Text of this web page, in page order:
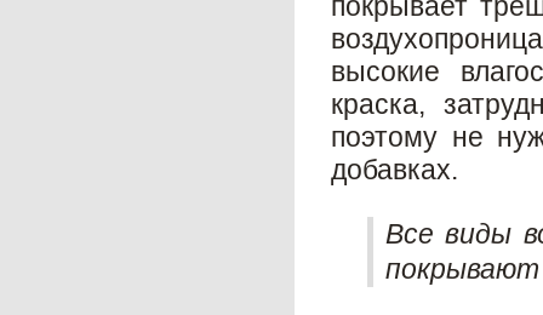
высокие
краска,
поэтому не
добавках.
Все виды
покрывают